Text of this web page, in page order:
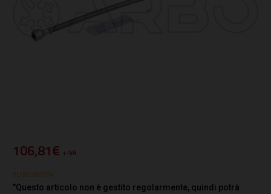
106,81€ + IVA
SU RICHIESTA
"Questo articolo non è gestito regolarmente, quindi potrà